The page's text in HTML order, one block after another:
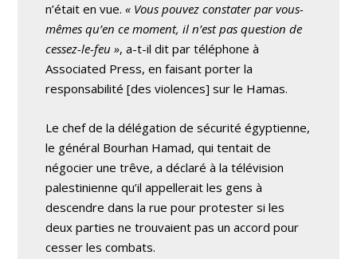
n’était en vue.« Vous pouvez constater par vous-
mêmes qu’en ce moment, il n’est pas question de
cessez-le-feu », a-t-il dit par téléphone à
Associated Press, en faisant porter la
responsabilité [des violences] sur le Hamas.
Le chef de la délégation de sécurité égyptienne,
le général Bourhan Hamad, qui tentait de
négocier une trêve, a déclaré à la télévision
palestinienne qu’il appellerait les gens à
descendre dans la rue pour protester si les
deux parties ne trouvaient pas un accord pour
cesser les combats.